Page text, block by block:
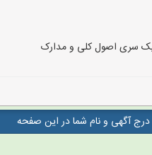
یک سری اصول کلی و مدارک
درج آگهی و نام شما در این صفحه